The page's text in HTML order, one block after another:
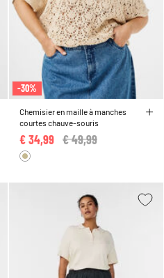
-30%
Chemisier en maille à manches
courtes chauve-souris
Price reduced from
€ 49,99
€ 34,99